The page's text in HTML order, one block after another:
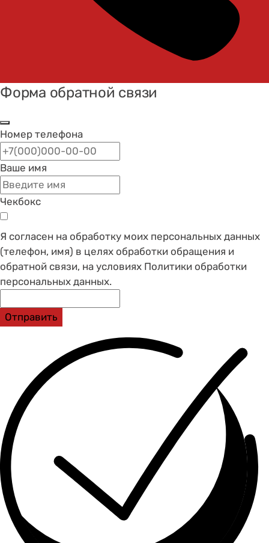
Форма обратной связи
Номер телефона
Ваше имя
Чекбокс
Я согласен на обработку моих персональных данных
(телефон, имя) в целях обработки обращения и
обратной связи, на условиях Политики обработки
персональных данных.
Отправить